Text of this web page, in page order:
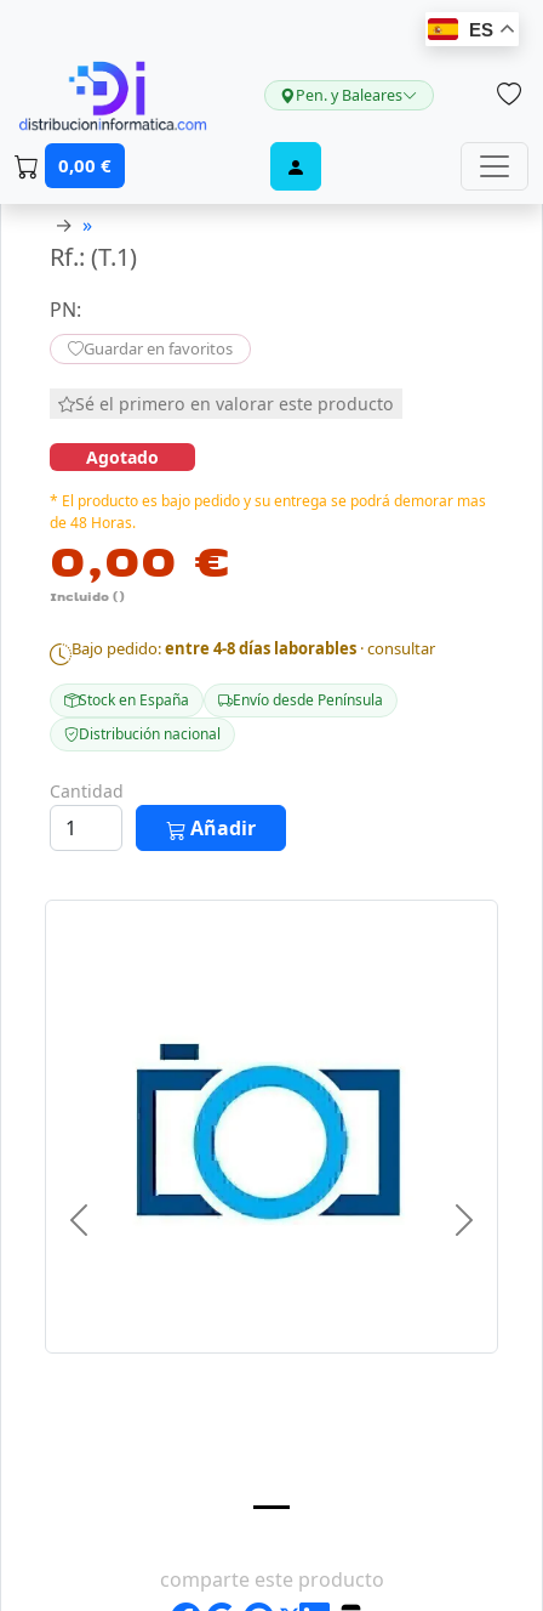
ES
Pen. y Baleares
0,00 €
→ »
Rf.: (T.1)
PN:
Guardar en favoritos
Sé el primero en valorar este producto
Agotado
* El producto es bajo pedido y su entrega se podrá demorar mas
de 48 Horas.
0,00 €
Incluido ()
Bajo pedido:entre 4-8 días laborables · consultar
Stock en España
Envío desde Península
Distribución nacional
Cantidad
Añadir
Previous Next
comparte este producto